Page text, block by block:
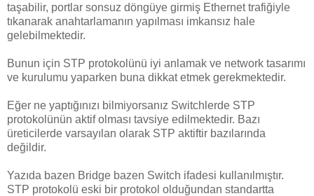
taşabilir, portlar sonsuz döngüye girmiş Ethernet trafiğiyle
tıkanarak anahtarlamanın yapılması imkansız hale
gelebilmektedir.
Bunun için STP protokolünü iyi anlamak ve network tasarımı
ve kurulumu yaparken buna dikkat etmek gerekmektedir.
Eğer ne yaptığınızı bilmiyorsanız Switchlerde STP
protokolünün aktif olması tavsiye edilmektedir. Bazı
üreticilerde varsayılan olarak STP aktiftir bazılarında
değildir.
Yazıda bazen Bridge bazen Switch ifadesi kullanılmıştır.
STP protokolü eski bir protokol olduğundan standartta